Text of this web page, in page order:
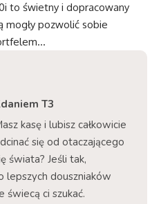
to świetny i dopracowany
mogły pozwolić sobie
T3
kasę i lubisz całkowicie
się od otaczającego
świata? Jeśli tak,
lepszych douszniaków
świecą ci szukać.